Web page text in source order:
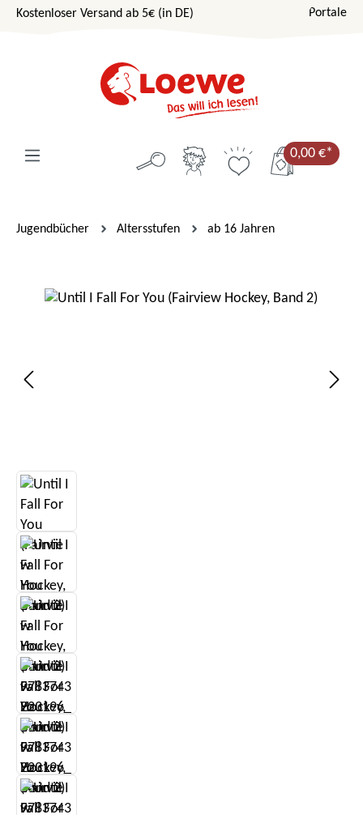
Zum Hauptinhalt springen
Kostenloser Versand ab 5€ (in DE) Portale
0,00 €*
Jugendbücher Altersstufen ab 16 Jahren
Bildergalerie überspringen